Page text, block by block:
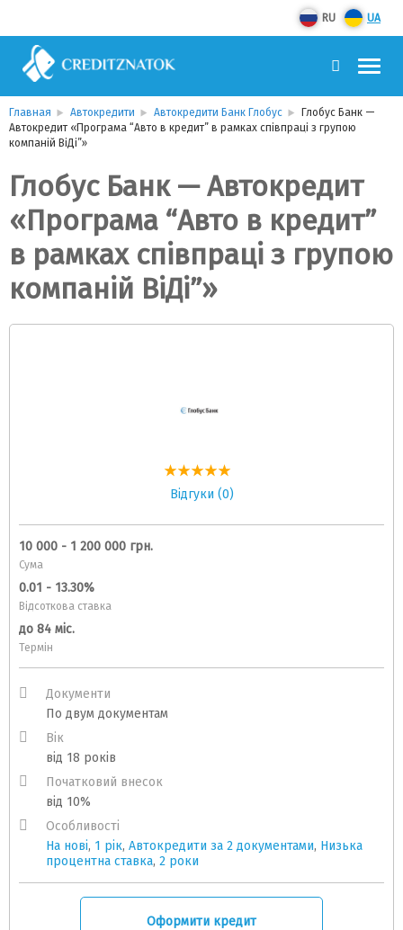
RU UA
Главная Автокредити Автокредити Банк Глобус
Глобус Банк —
Автокредит «Програма “Авто в кредит” в рамках співпраці з групою
компаній ВіДі”»
Глобус Банк — Автокредит
«Програма “Авто в кредит”
в рамках співпраці з групою
компаній ВіДі”»
Відгуки (0)
10 000 - 1 200 000 грн.
Сума
0.01 - 13.30%
Відсоткова ставка
до 84 міс.
Термін
Документи
По двум документам
Вік
від 18 років
Початковий внесок
від 10%
Особливості
На нові, 1 рік, Автокредити за 2 документами, Низька
процентна ставка, 2 роки
Оформити кредит